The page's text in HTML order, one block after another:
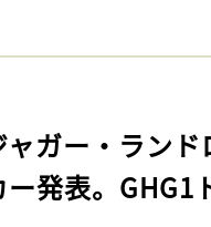
ャガー・ラン
発表。GHG1